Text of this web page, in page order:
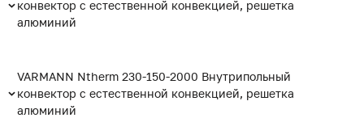
конвектор с естественной конвекцией, решетка
алюминий
VARMANN Ntherm 230-150-2000 Внутрипольный
конвектор с естественной конвекцией, решетка
алюминий